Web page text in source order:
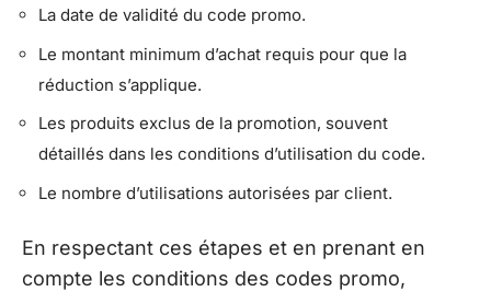
La date de validité du code promo.
Le montant minimum d’achat requis pour que la
réduction s’applique.
Les produits exclus de la promotion, souvent
détaillés dans les conditions d’utilisation du code.
Le nombre d’utilisations autorisées par client.
En respectant ces étapes et en prenant en
compte les conditions des codes promo,